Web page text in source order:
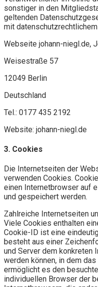
sonstiger in den
geltenden
mit
Webseite johann-niegl.de,
Weisestraße 57
12049 Berlin
Deutschland
Tel.: 0177 435 2192
Website: johann-niegl.de
3. Cookies
Die Internetseiten der
verwenden Cookies.
einen Internetbrowser auf
und gespeichert werden.
Zahlreiche Internetseiten
Viele Cookies enthalten
Cookie-ID ist eine
besteht aus einer
und Server dem konkreten
werden können, in dem
ermöglicht es den
individuellen Browser der